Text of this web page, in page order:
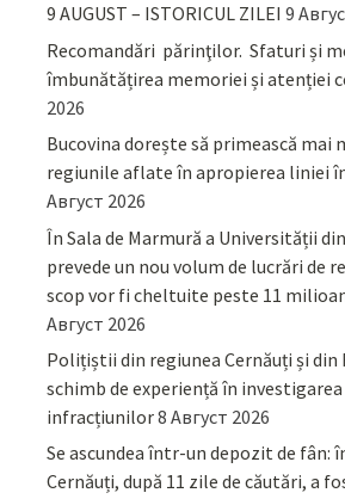
9 AUGUST – ISTORICUL ZILEI 9
Recomandări părinţilor. Sfaturi și
îmbunătățirea memoriei și atenției
2026
Bucovina dorește să primească mai
regiunile aflate în apropierea liniei
Август 2026
În Sala de Marmură a Universității
prevede un nou volum de lucrări de
scop vor fi cheltuite peste 11
Август 2026
Polițiștii din regiunea Cernăuți și din
schimb de experiență în
infracțiunilor8 Август 2026
Se ascundea într-un depozit de fân:
Cernăuți, după 11 zile de căutări, a